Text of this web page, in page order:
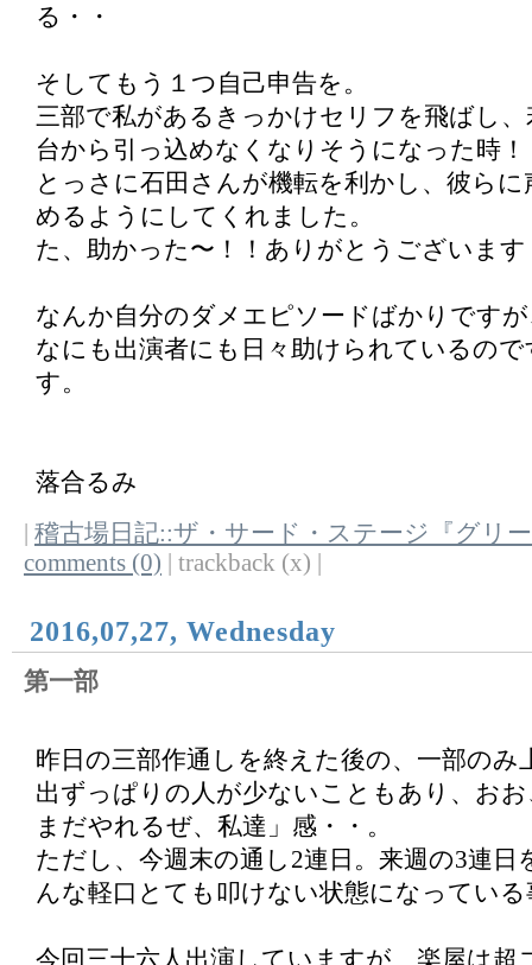
る・・
そしてもう１つ自己申告を。
三部で私があるきっかけセリフを飛ばし、
台から引っ込めなくなりそうになった時！
とっさに石田さんが機転を利かし、彼ら
めるようにしてくれました。
た、助かった〜！！ありがとうございます
なんか自分のダメエピソードばかりです
なにも出演者にも日々助けられているので
す。
落合るみ
稽古場日記::ザ・サード・ステージ『グリ
comments (0) | trackback (x) |
2016,07,27, Wednesday
第一部
昨日の三部作通しを終えた後の、一部のみ
出ずっぱりの人が少ないこともあり、お
まだやれるぜ、私達」感・・。
ただし、今週末の通し2連日。来週の3連日
んな軽口とても叩けない状態になってい
今回三十六人出演していますが、楽屋は超